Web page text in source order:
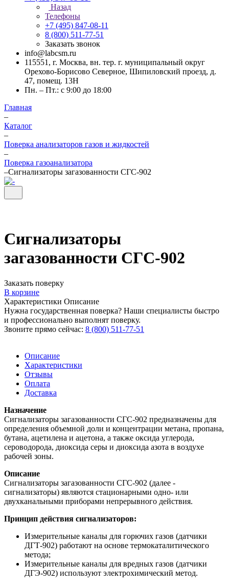
Назад
Телефоны
+7 (495) 847-08-11
8 (800) 511-77-51
Заказать звонок
info@labcsm.ru
115551, г. Москва, вн. тер. г. муниципальный округ
Орехово-Борисово Северное, Шипиловский проезд, д.
47, помещ. 13Н
Пн. – Пт.: с 9:00 до 18:00
Главная
–
Каталог
–
Поверка анализаторов газов и жидкостей
–
Поверка газоанализатора
–Сигнализаторы загазованности СГС-902
Сигнализаторы
загазованности СГС-902
Заказать поверку
В корзине
Характеристики Описание
Нужна государственная поверка? Наши специалисты быстро
и профессионально выполнят поверку.
Звоните прямо сейчас: 8 (800) 511-77-51
Описание
Характеристики
Отзывы
Оплата
Доставка
Назначение
Сигнализаторы загазованности СГС-902 предназначены для
определения объемной доли и концентрации метана, пропана,
бутана, ацетилена и ацетона, а также оксида углерода,
сероводорода, диоксида серы и диоксида азота в воздухе
рабочей зоны.
Описание
Сигнализаторы загазованности СГС-902 (далее -
сигнализаторы) являются стационарными одно- или
двухканальными приборами непрерывного действия.
Принцип действия сигнализаторов:
Измерительные каналы для горючих газов (датчики
ДГТ-902) работают на основе термокаталитического
метода;
Измерительные каналы для вредных газов (датчики
ДГЭ-902) используют электрохимический метод.